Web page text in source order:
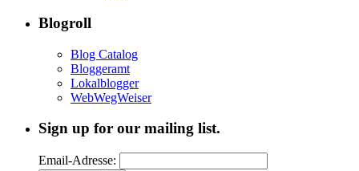
Blogroll
Blog Catalog
Bloggeramt
Lokalblogger
WebWegWeiser
Sign up for our mailing list.
Email-Adresse: